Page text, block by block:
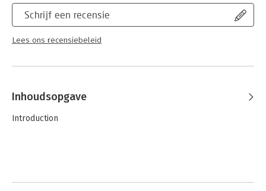
Schrijf een recensie
Lees ons recensiebeleid
Inhoudsopgave
Introduction